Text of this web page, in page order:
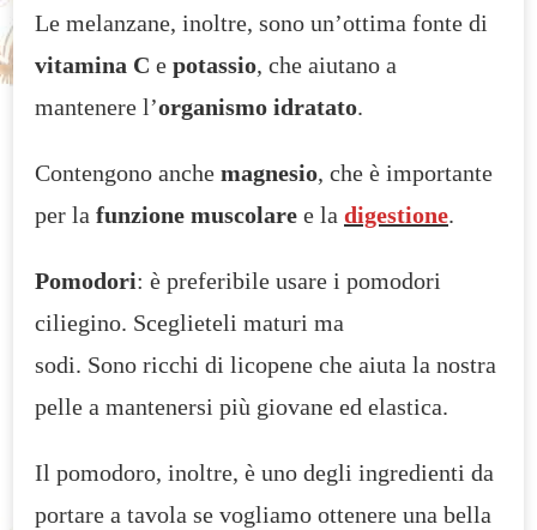
Le melanzane, inoltre, sono un’ottima fonte di
vitamina C e potassio, che aiutano a
mantenere l’organismo idratato.
Contengono anche magnesio, che è importante
per la funzione muscolare e la digestione.
Pomodori: è preferibile usare i pomodori
ciliegino. Sceglieteli maturi ma
sodi. Sono ricchi di licopene che aiuta la nostra
pelle a mantenersi più giovane ed elastica.
Il pomodoro, inoltre, è uno degli ingredienti da
portare a tavola se vogliamo ottenere una bella